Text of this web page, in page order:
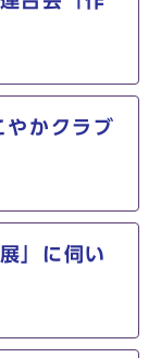
かクラブ
」に伺い